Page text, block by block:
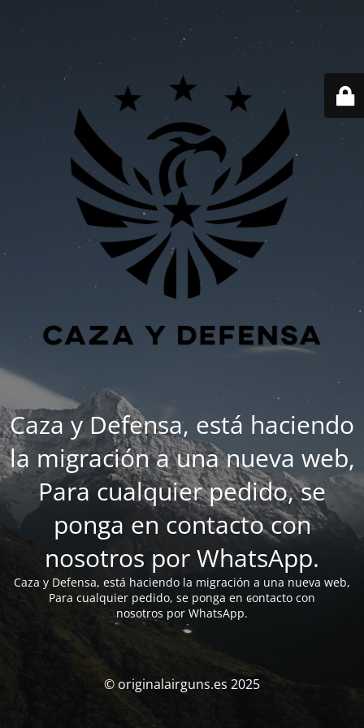
Caza y Defensa, está haciendo
la migración a una nueva web,
Para cualquier pedido, se
ponga en contacto con
nosotros por WhatsApp.
Caza y Defensa, está haciendo la migración a una nueva web,
Para cualquier pedido, se ponga en contacto con
nosotros por WhatsApp.
© originalairguns.es 2025